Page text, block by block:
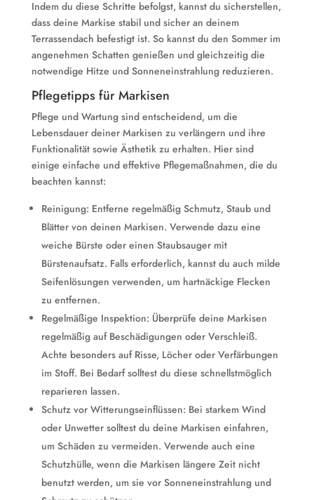
Indem du diese Schritte befolgst, kannst du sicherstellen,
dass deine Markise stabil und sicher an deinem
Terrassendach befestigt ist. So kannst du den Sommer im
angenehmen Schatten genießen und gleichzeitig die
notwendige Hitze und Sonneneinstrahlung reduzieren.
Pflegetipps für Markisen
Pflege und Wartung sind entscheidend, um die
Lebensdauer deiner Markisen zu verlängern und ihre
Funktionalität sowie Ästhetik zu erhalten. Hier sind
einige einfache und effektive Pflegemaßnahmen, die du
beachten kannst:
Reinigung: Entferne regelmäßig Schmutz, Staub und
Blätter von deinen Markisen. Verwende dazu eine
weiche Bürste oder einen Staubsauger mit
Bürstenaufsatz. Falls erforderlich, kannst du auch milde
Seifenlösungen verwenden, um hartnäckige Flecken
zu entfernen.
Regelmäßige Inspektion: Überprüfe deine Markisen
regelmäßig auf Beschädigungen oder Verschleiß.
Achte besonders auf Risse, Löcher oder Verfärbungen
im Stoff. Bei Bedarf solltest du diese schnellstmöglich
reparieren lassen.
Schutz vor Witterungseinflüssen: Bei starkem Wind
oder Unwetter solltest du deine Markisen einfahren,
um Schäden zu vermeiden. Verwende auch eine
Schutzhülle, wenn die Markisen längere Zeit nicht
benutzt werden, um sie vor Sonneneinstrahlung und